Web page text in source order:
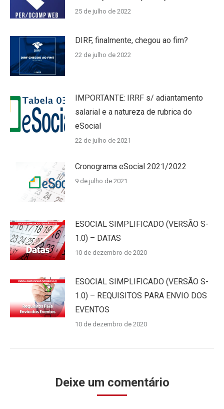
25 de julho de 2022
DIRF, finalmente, chegou ao fim?
22 de julho de 2022
IMPORTANTE: IRRF s/ adiantamento
salarial e a natureza de rubrica do
eSocial
22 de julho de 2021
Cronograma eSocial 2021/2022
9 de julho de 2021
ESOCIAL SIMPLIFICADO (VERSÃO S-
1.0) – DATAS
10 de dezembro de 2020
ESOCIAL SIMPLIFICADO (VERSÃO S-
1.0) – REQUISITOS PARA ENVIO DOS
EVENTOS
10 de dezembro de 2020
Deixe um comentário